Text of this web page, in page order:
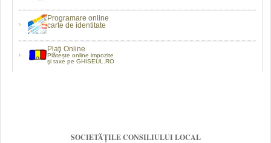
Programare online
carte de identitate
Plaţi Online
Plătește online impozite
şi taxe pe GHISEUL.RO
SOCIETĂȚILE CONSILIULUI LOCAL